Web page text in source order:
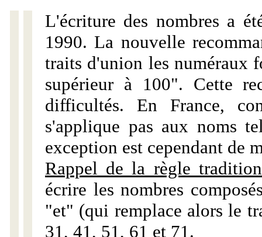
L'écriture des nombres a
1990. La nouvelle
traits d'union les numéraux
supérieur à 100". Cette
difficultés. En France,
s'applique pas aux noms
exception est cependant de
Rappel de la règle
écrire les nombres
"et" (qui remplace alors le
31, 41, 51, 61 et 71.